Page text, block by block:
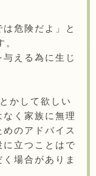
危険だよ」と
える為に生じ
かして欲しい
く家族に無理
のアドバイス
立つことはで
場合がありま